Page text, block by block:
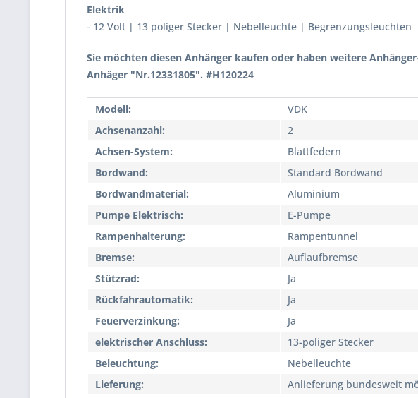
Elektrik
- 12 Volt | 13 poliger Stecker | Nebelleuchte | Begrenzungsleuchten
Sie möchten diesen Anhänger kaufen oder haben weitere
Anhäger "Nr.12331805". #H120224
Modell:
VDK
Achsenanzahl:
2
Achsen-System:
Blattfedern
Bordwand:
Standard Bordwand
Bordwandmaterial:
Aluminium
Pumpe Elektrisch:
E-Pumpe
Rampenhalterung:
Rampentunnel
Bremse:
Auflaufbremse
Stützrad:
Ja
Rückfahrautomatik:
Ja
Feuerverzinkung:
Ja
elektrischer Anschluss:
13-poliger Stecker
Beleuchtung:
Nebelleuchte
Lieferung:
Anlieferung bundesweit